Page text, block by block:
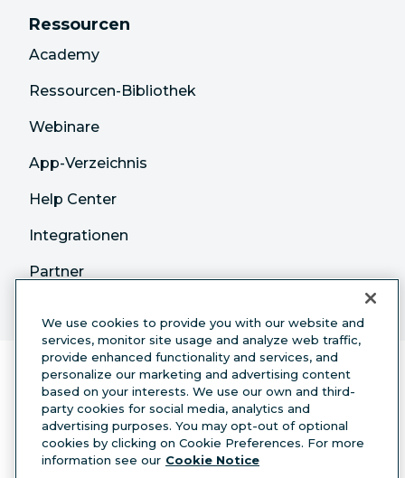
Ressourcen
Academy
Ressourcen-Bibliothek
Webinare
App-Verzeichnis
Help Center
Integrationen
Partner
Deutsch
We use cookies to provide you with our website and
services, monitor site usage and analyze web traffic,
provide enhanced functionality and services, and
personalize our marketing and advertising content
based on your interests. We use our own and third-
party cookies for social media, analytics and
advertising purposes. You may opt-out of optional
cookies by clicking on Cookie Preferences. For more
information see our Cookie Notice